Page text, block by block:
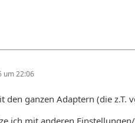
um 22:06
den ganzen Adaptern (die z.T.
ich mit anderen